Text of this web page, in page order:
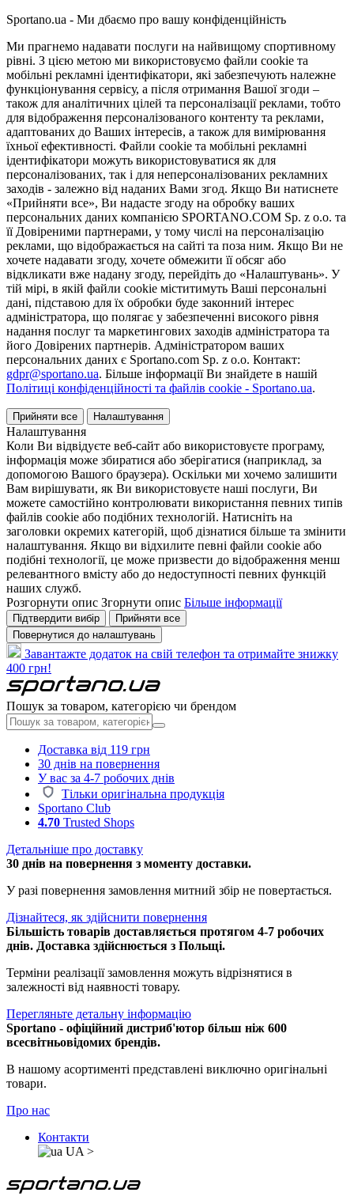
Sportano.ua - Ми дбаємо про вашу конфіденційність
Ми прагнемо надавати послуги на найвищому спортивному
рівні. З цією метою ми використовуємо файли cookie та
мобільні рекламні ідентифікатори, які забезпечують належне
функціонування сервісу, а після отримання Вашої згоди –
також для аналітичних цілей та персоналізації реклами, тобто
для відображення персоналізованого контенту та реклами,
адаптованих до Ваших інтересів, а також для вимірювання
їхньої ефективності. Файли cookie та мобільні рекламні
ідентифікатори можуть використовуватися як для
персоналізованих, так і для неперсоналізованих рекламних
заходів - залежно від наданих Вами згод. Якщо Ви натиснете
«Прийняти все», Ви надасте згоду на обробку ваших
персональних даних компанією SPORTANO.COM Sp. z o.o. та
її Довіреними партнерами, у тому числі на персоналізацію
реклами, що відображається на сайті та поза ним. Якщо Ви не
хочете надавати згоду, хочете обмежити її обсяг або
відкликати вже надану згоду, перейдіть до «Налаштувань». У
тій мірі, в якій файли cookie міститимуть Ваші персональні
дані, підставою для їх обробки буде законний інтерес
адміністратора, що полягає у забезпеченні високого рівня
надання послуг та маркетингових заходів адміністратора та
його Довірених партнерів. Адміністратором ваших
персональних даних є Sportano.com Sp. z o.o. Контакт:
gdpr@sportano.ua. Більше інформації Ви знайдете в нашій
Політиці конфіденційності та файлів cookie - Sportano.ua.
Прийняти все Налаштування
Налаштування
Коли Ви відвідуєте веб-сайт або використовуєте програму,
інформація може збиратися або зберігатися (наприклад, за
допомогою Вашого браузера). Оскільки ми хочемо залишити
Вам вирішувати, як Ви використовуєте наші послуги, Ви
можете самостійно контролювати використання певних типів
файлів cookie або подібних технологій. Натисніть на
заголовки окремих категорій, щоб дізнатися більше та змінити
налаштування. Якщо ви відхилите певні файли cookie або
подібні технології, це може призвести до відображення менш
релевантного вмісту або до недоступності певних функцій
наших служб.
Розгорнути опис Згорнути опис Більше інформації
Підтвердити вибір
Прийняти все
Повернутися до налаштувань
Завантажте додаток на свій телефон та отримайте знижку
400 грн!
Пошук за товаром, категорією чи брендом
Доставка від 119 грн
30 днів на повернення
У вас за 4-7 робочих днів
Тільки оригінальна продукція
Sportano Club
4.70 Trusted Shops
Детальніше про доставку
30 днів на повернення з моменту доставки.
У разі повернення замовлення митний збір не повертається.
Дізнайтеся, як здійснити повернення
Більшість товарів доставляється протягом 4-7 робочих
днів. Доставка здійснюється з Польщі.
Терміни реалізації замовлення можуть відрізнятися в
залежності від наявності товару.
Перегляньте детальну інформацію
Sportano - офіційний дистриб'ютор більш ніж 600
всесвітньовідомих брендів.
В нашому асортименті представлені виключно оригінальні
товари.
Про нас
Контакти
UA >